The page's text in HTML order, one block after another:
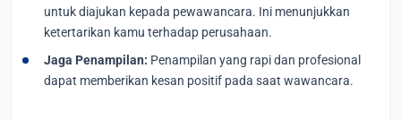
untuk diajukan kepada pewawancara. Ini menunjukkan
ketertarikan kamu terhadap perusahaan.
Jaga Penampilan: Penampilan yang rapi dan profesional
dapat memberikan kesan positif pada saat wawancara.